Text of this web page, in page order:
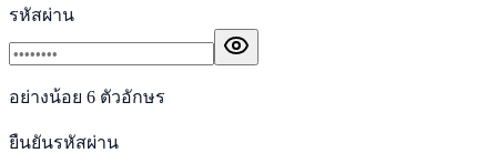
รหัสผ่าน
อย่างน้อย 6 ตัวอักษร
ยืนยันรหัสผ่าน